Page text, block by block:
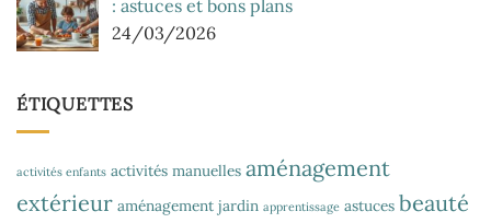
: astuces et bons plans
24/03/2026
ÉTIQUETTES
activités enfants activités manuelles aménagement
extérieur aménagement jardin apprentissage astuces beauté